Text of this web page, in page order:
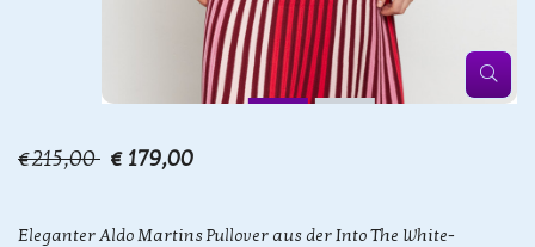
€215,00 € 179,00
Eleganter Aldo Martins Pullover aus der Into The White-